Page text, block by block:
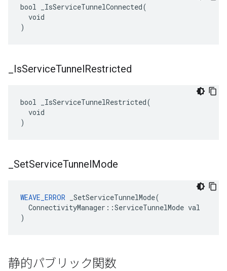
bool _IsServiceTunnelConnected(
  void
)
IsServiceTunnelRestricted
bool _IsServiceTunnelRestricted(
  void
)
SetServiceTunnelMode
WEAVE_ERROR _SetServiceTunnelMode(
  ConnectivityManager::ServiceTunnelMode val
)
静的パブリック関数